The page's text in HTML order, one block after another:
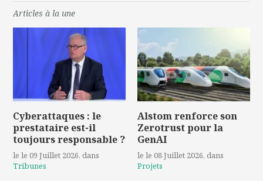
Articles à la une
Cyberattaques : le
prestataire est-il
toujours responsable ?
le le 09 Juillet 2026, dans
Tribunes
Alstom renforce son
Zerotrust pour la
GenAI
le le 08 Juillet 2026, dans
Projets